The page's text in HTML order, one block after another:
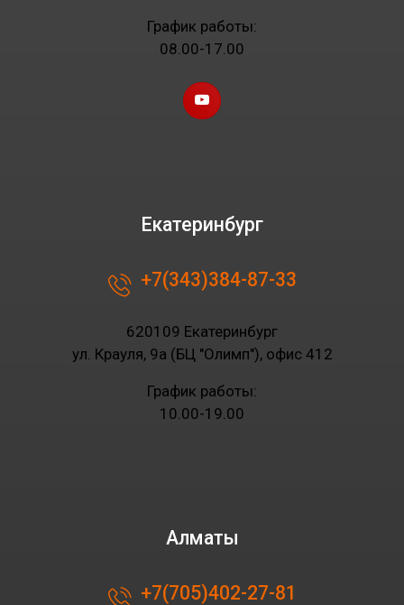
График работы:
08.00-17.00
Екатеринбург
+7(343)384-87-33
620109 Екатеринбург
ул. Крауля, 9а (БЦ "Олимп"), офис 412
График работы:
10.00-19.00
Алматы
+7(705)402-27-81